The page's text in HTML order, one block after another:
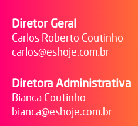
Diretor Geral
Carlos Roberto Coutinho
carlos@eshoje.com.br
Diretora Administrativa
Bianca Coutinho
bianca@eshoje.com.br